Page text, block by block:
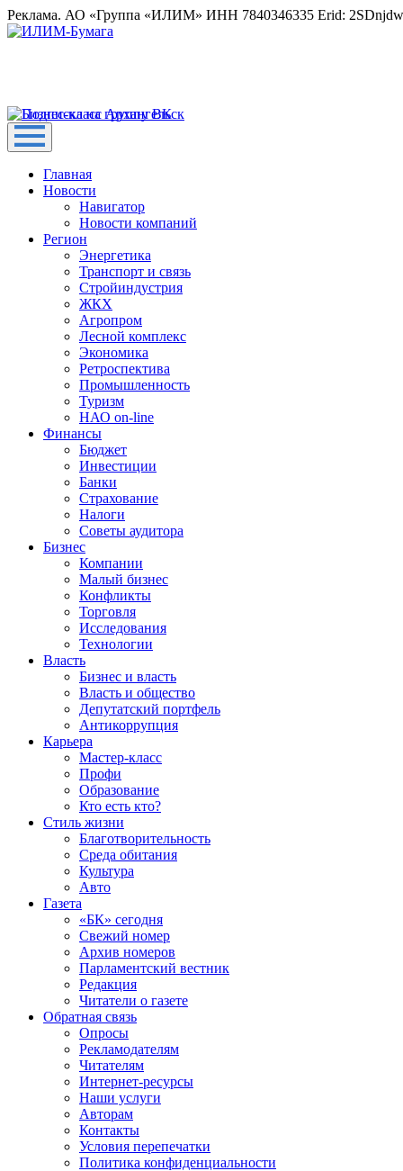
Реклама. АО «Группа «ИЛИМ» ИНН 7840346335 Erid:
Главная
Новости
Навигатор
Новости компаний
Регион
Энергетика
Транспорт и связь
Стройиндустрия
ЖКХ
Агропром
Лесной комплекс
Экономика
Ретроспектива
Промышленность
Туризм
НАО on-line
Финансы
Бюджет
Инвестиции
Банки
Страхование
Налоги
Советы аудитора
Бизнес
Компании
Малый бизнес
Конфликты
Торговля
Исследования
Технологии
Власть
Бизнес и власть
Власть и общество
Депутатский портфель
Антикоррупция
Карьера
Мастер-класс
Профи
Образование
Кто есть кто?
Стиль жизни
Благотворительность
Среда обитания
Культура
Авто
Газета
«БК» сегодня
Свежий номер
Архив номеров
Парламентский вестник
Редакция
Читатели о газете
Обратная связь
Опросы
Рекламодателям
Читателям
Интернет-ресурсы
Наши услуги
Авторам
Контакты
Условия перепечатки
Политика конфиденциальности